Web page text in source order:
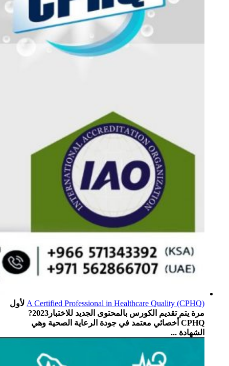
A Certified Professional in Healthcare Quality (CPHQ) لأول
مرة يتم تقديم الكورس بالمحتوى الجديد للاختبار2023?
CPHQ أخصائي معتمد في جودة الرعاية الصحية وهي
الشهادة ...